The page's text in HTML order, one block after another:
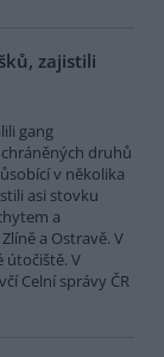
zajistili
gang
druhů
v několika
asi stovku
a
a Ostravě. V
útočiště. V
Celní správy ČR